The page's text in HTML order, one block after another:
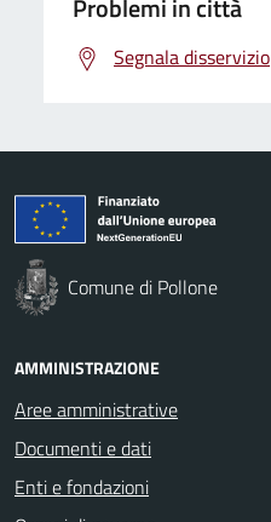
Problemi in città
Segnala disservizio
Comune di Pollone
AMMINISTRAZIONE
Aree amministrative
Documenti e dati
Enti e fondazioni